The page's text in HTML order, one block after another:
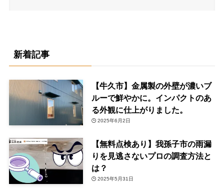
新着記事
【牛久市】金属製の外壁が濃いブ
ルーで鮮やかに。インパクトのあ
る外観に仕上がりました。
2025年6月2日
【無料点検あり】我孫子市の雨漏
りを見逃さないプロの調査方法と
は？
2025年5月31日